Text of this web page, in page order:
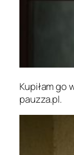
Kupiłam go
pauzza.pl.